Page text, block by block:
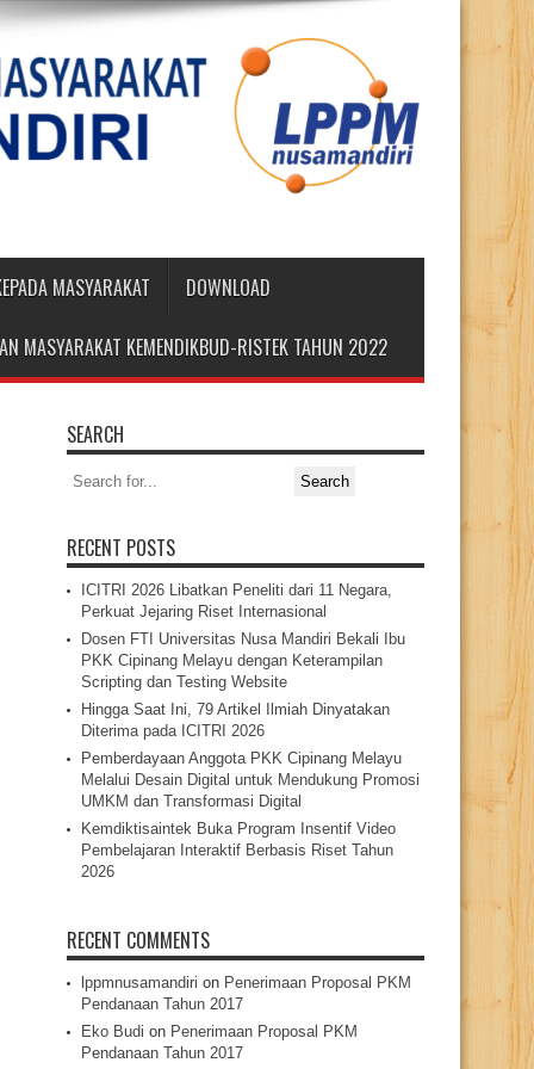
MASYARAKAT DOWNLOAD
MASYARAKAT KEMENDIKBUD-RISTEK TAHUN 2022
SEARCH
Search
for:
RECENT POSTS
ICITRI 2026 Libatkan Peneliti dari 11 Negara,
Perkuat Jejaring Riset Internasional
Dosen FTI Universitas Nusa Mandiri Bekali Ibu
PKK Cipinang Melayu dengan Keterampilan
Scripting dan Testing Website
Hingga Saat Ini, 79 Artikel Ilmiah Dinyatakan
Diterima pada ICITRI 2026
Pemberdayaan Anggota PKK Cipinang Melayu
Melalui Desain Digital untuk Mendukung Promosi
UMKM dan Transformasi Digital
Kemdiktisaintek Buka Program Insentif Video
Pembelajaran Interaktif Berbasis Riset Tahun
2026
RECENT COMMENTS
lppmnusamandiri on Penerimaan Proposal PKM
Pendanaan Tahun 2017
Eko Budi on Penerimaan Proposal PKM
Pendanaan Tahun 2017